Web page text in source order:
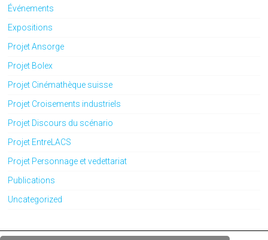
Événements
Expositions
Projet Ansorge
Projet Bolex
Projet Cinémathèque suisse
Projet Croisements industriels
Projet Discours du scénario
Projet EntreLACS
Projet Personnage et vedettariat
Publications
Uncategorized